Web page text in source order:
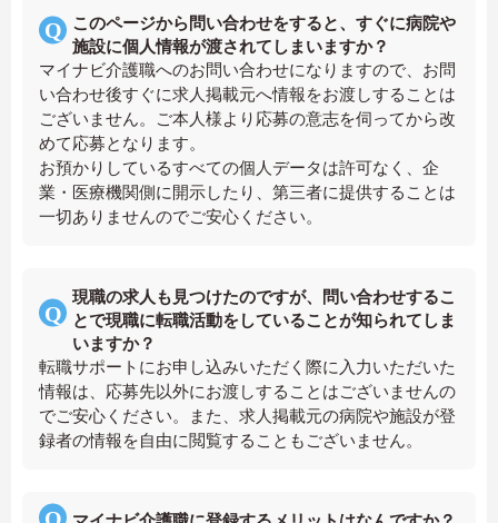
このページから問い合わせをすると、すぐに病院や
施設に個人情報が渡されてしまいますか？
マイナビ介護職へのお問い合わせになりますので、お問
い合わせ後すぐに求人掲載元へ情報をお渡しすることは
ございません。ご本人様より応募の意志を伺ってから改
めて応募となります。
お預かりしているすべての個人データは許可なく、企
業・医療機関側に開示したり、第三者に提供することは
一切ありませんのでご安心ください。
現職の求人も見つけたのですが、問い合わせするこ
とで現職に転職活動をしていることが知られてしま
いますか？
転職サポートにお申し込みいただく際に入力いただいた
情報は、応募先以外にお渡しすることはございませんの
でご安心ください。また、求人掲載元の病院や施設が登
録者の情報を自由に閲覧することもございません。